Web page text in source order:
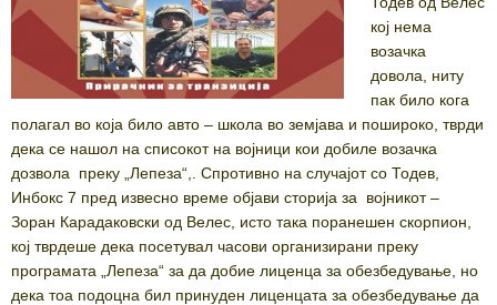
кој нема
возачка
довола, ниту
пак било кога
полагал во која било авто – школа во земјава и пошироко, тврди
дека се нашол на списокот на војници кои добиле возачка
дозвола преку „Лепеза“,. Спротивно на случајот со Тодев,
Инбокс 7 пред извесно време објави сторија за војникот –
Зоран Карадаковски од Велес, исто така поранешен скорпион,
кој тврдеше дека посетувал часови организирани преку
програмата „Лепеза“ за да добие лиценца за обезбедување, но
дека тоа подоцна бил принуден лиценцата за обезбедување да